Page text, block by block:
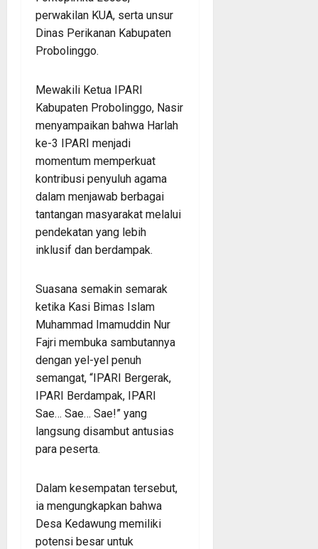
perwakilan KUA, serta unsur
Dinas Perikanan Kabupaten
Probolinggo.
Mewakili Ketua IPARI
Kabupaten Probolinggo, Nasir
menyampaikan bahwa Harlah
ke-3 IPARI menjadi
momentum memperkuat
kontribusi penyuluh agama
dalam menjawab berbagai
tantangan masyarakat melalui
pendekatan yang lebih
inklusif dan berdampak.
Suasana semakin semarak
ketika Kasi Bimas Islam
Muhammad Imamuddin Nur
Fajri membuka sambutannya
dengan yel-yel penuh
semangat, “IPARI Bergerak,
IPARI Berdampak, IPARI
Sae… Sae… Sae!” yang
langsung disambut antusias
para peserta.
Dalam kesempatan tersebut,
ia mengungkapkan bahwa
Desa Kedawung memiliki
potensi besar untuk